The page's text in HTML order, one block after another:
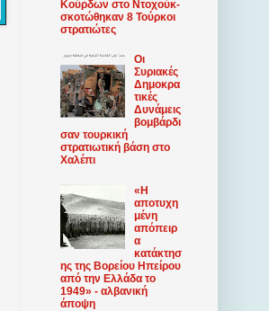
Κούρδων στο Ντοχούκ-
σκοτώθηκαν 8 Τούρκοι
στρατιώτες
Οι
Συριακές
Δημοκρα
τικές
Δυνάμεις
βομβάρδι
σαν τουρκική
στρατιωτική βάση στο
Χαλέπι
«Η
αποτυχη
μένη
απόπειρ
α
κατάκτησ
ης της Βορείου Ηπείρου
από την Ελλάδα το
1949» - αλβανική
άποψη